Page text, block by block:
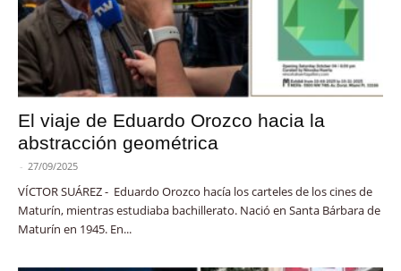
El viaje de Eduardo Orozco hacia la
abstracción geométrica
- 27/09/2025
VÍCTOR SUÁREZ - Eduardo Orozco hacía los carteles de los cines de
Maturín, mientras estudiaba bachillerato. Nació en Santa Bárbara de
Maturín en 1945. En...